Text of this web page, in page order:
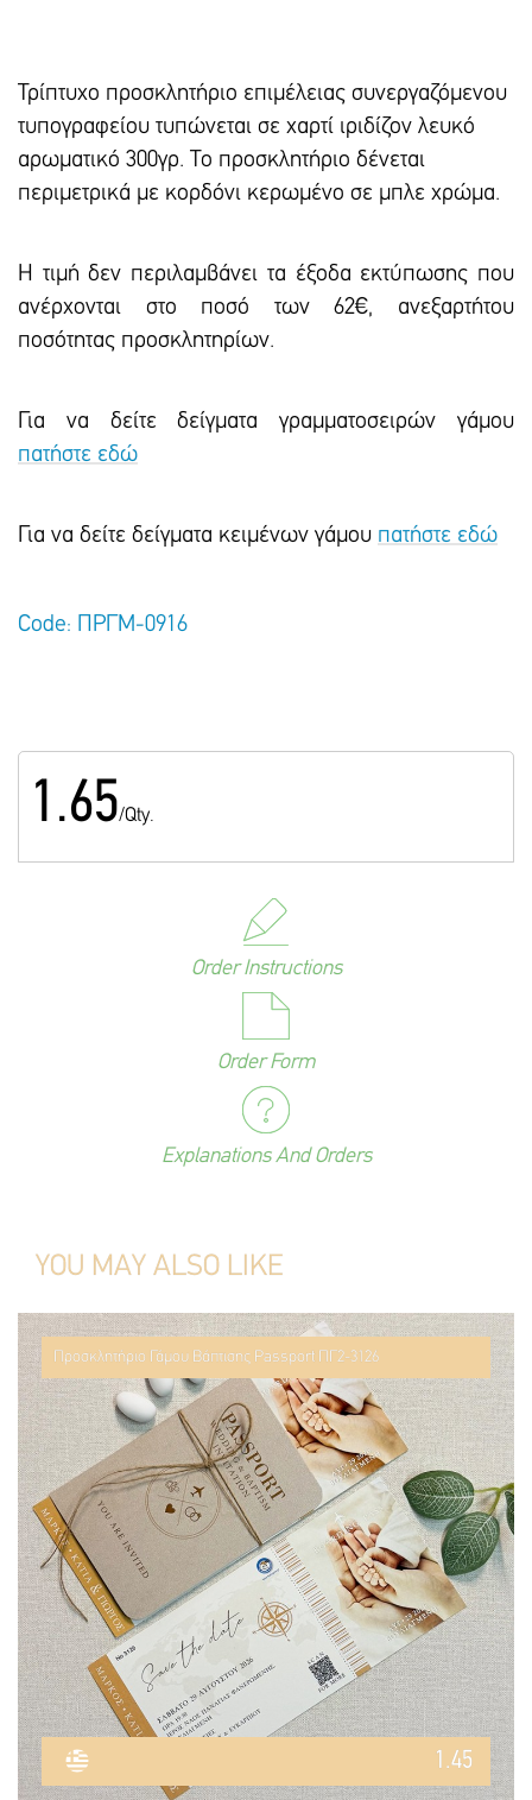
Τρίπτυχο προσκλητήριο επιμέλειας συνεργαζόμενου
τυπογραφείου τυπώνεται σε χαρτί ιριδίζον λευκό
αρωματικό 300γρ. Το προσκλητήριο δένεται
περιμετρικά με κορδόνι κερωμένο σε μπλε χρώμα.
Η τιμή δεν περιλαμβάνει τα έξοδα εκτύπωσης που
ανέρχονται στο ποσό των 62€, ανεξαρτήτου
ποσότητας προσκλητηρίων.
Για να δείτε δείγματα γραμματοσειρών γάμου
πατήστε εδώ
Για να δείτε δείγματα κειμένων γάμου πατήστε εδώ
Code: ΠΡΓΜ-0916
1.65/Qty.
Order Instructions
Order Form
Explanations And Orders
YOU MAY ALSO LIKE
Προσκλητήριο Γάμου Βάπτισης Passport ΠΓ2-3126
1.45